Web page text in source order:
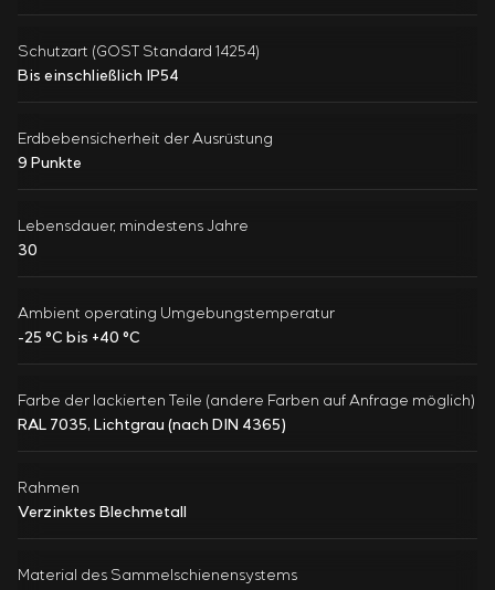
Schutzart (GOST Standard 14254)
Bis einschließlich IP54
Erdbebensicherheit der Ausrüstung
9 Punkte
Lebensdauer, mindestens Jahre
30
Ambient operating Umgebungstemperatur
-25 °C bis +40 °C
Farbe der lackierten Teile (andere Farben auf Anfrage möglich)
RAL 7035, Lichtgrau (nach DIN 4365)
Rahmen
Verzinktes Blechmetall
Material des Sammelschienensystems